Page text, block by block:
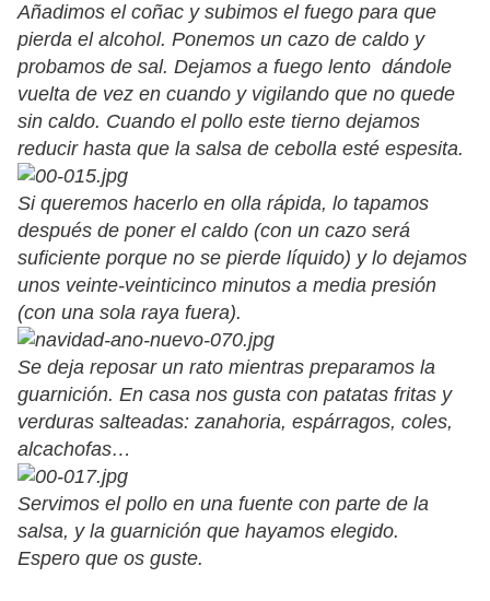
Añadimos el coñac y subimos el fuego para que
pierda el alcohol. Ponemos un cazo de caldo y
probamos de sal. Dejamos a fuego lento dándole
vuelta de vez en cuando y vigilando que no quede
sin caldo. Cuando el pollo este tierno dejamos
reducir hasta que la salsa de cebolla esté espesita.
Si queremos hacerlo en olla rápida, lo tapamos
después de poner el caldo (con un cazo será
suficiente porque no se pierde líquido) y lo dejamos
unos veinte-veinticinco minutos a media presión
(con una sola raya fuera).
Se deja reposar un rato mientras preparamos la
guarnición. En casa nos gusta con patatas fritas y
verduras salteadas: zanahoria, espárragos, coles,
alcachofas…
Servimos el pollo en una fuente con parte de la
salsa, y la guarnición que hayamos elegido.
Espero que os guste.